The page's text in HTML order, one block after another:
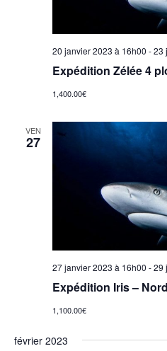
20 janvier 2023 à 16h00 -23
Expédition Zélée 4
1,400.00€
VEN
27
27 janvier 2023 à 16h00 -29
Expédition Iris –
1,100.00€
février 2023